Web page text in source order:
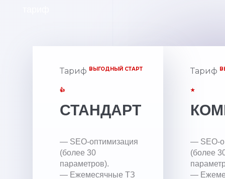
Тариф ВЫГОДНЫЙ СТАРТ
👍
СТАНДАРТ
— SEO-оптимизация
(более 30
параметров).
— Ежемесячные ТЗ
Тариф
★
— SEO-
(более
—